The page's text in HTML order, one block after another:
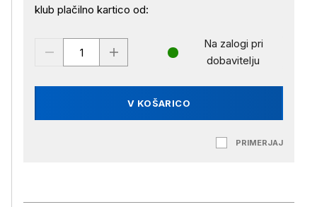
klub plačilno kartico od:
V KOŠARICO
Na zalogi pri
dobavitelju
PRIMERJAJ